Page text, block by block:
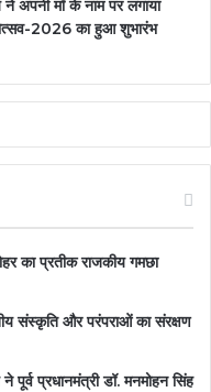
ने अपनी माँ के नाम पर लगाया
2026 का हुआ शुभारंभ
का प्रतीक राजकीय गमछा
संस्कृति और परंपराओं का संरक्षण
पूर्व प्रधानमंत्री डॉ. मनमोहन सिंह